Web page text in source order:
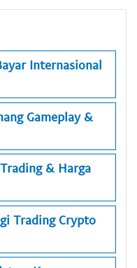
Internasional
Gameplay &
& Harga
Trading Crypto